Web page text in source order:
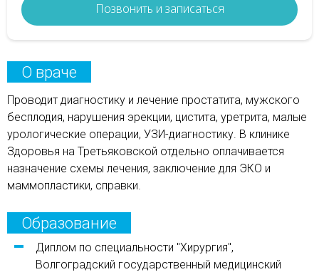
Позвонить и записаться
О враче
Проводит диагностику и лечение простатита, мужского
бесплодия, нарушения эрекции, цистита, уретрита, малые
урологические операции, УЗИ-диагностику. В клинике
Здоровья на Третьяковской отдельно оплачивается
назначение схемы лечения, заключение для ЭКО и
маммопластики, справки.
Образование
Диплом по специальности "Хирургия",
Волгоградский государственный медицинский